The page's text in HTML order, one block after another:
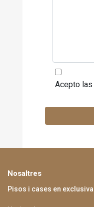
Acepto las
Nosaltres
Pisos i cases en exclusiva